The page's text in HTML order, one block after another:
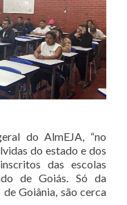
do AlmEJA, “no
do estado e dos
das escolas
de Goiás. Só da
Goiânia, são cerca